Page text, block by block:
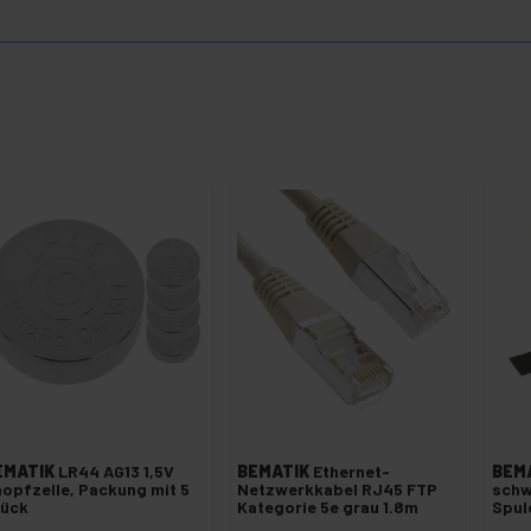
LR44 AG13 1,5V
Packung mit 5
BEMATIK Ethernet-
Netzwerkkabel RJ45 FTP
Kategorie 5e grau 1.8m